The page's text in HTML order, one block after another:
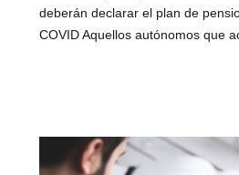
deberán declarar el plan de
COVID Aquellos autónomos que